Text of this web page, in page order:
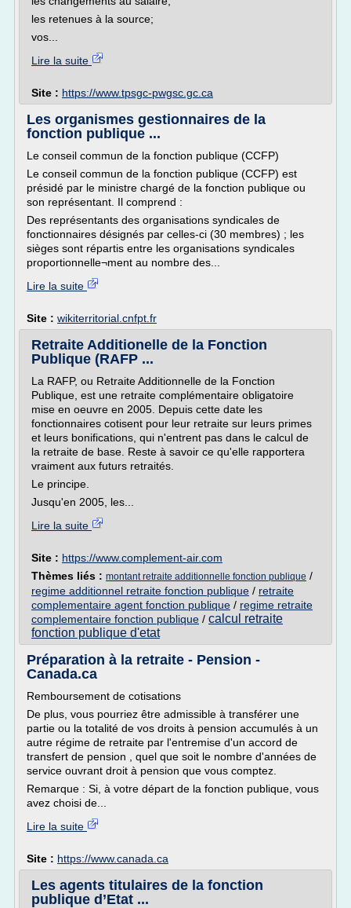
les retenues à la source;
vos...
Lire la suite
Site : https://www.tpsgc-pwgsc.gc.ca
Les organismes gestionnaires de la
fonction publique ...
Le conseil commun de la fonction publique (CCFP)
Le conseil commun de la fonction publique (CCFP) est
présidé par le ministre chargé de la fonction publique ou
son représentant. Il comprend :
Des représentants des organisations syndicales de
fonctionnaires désignés par celles-ci (30 membres) ; les
sièges sont répartis entre les organisations syndicales
proportionnelle¬ment au nombre des...
Lire la suite
Site : wikiterritorial.cnfpt.fr
Retraite Additionelle de la Fonction
Publique (RAFP ...
La RAFP, ou Retraite Additionnelle de la Fonction
Publique, est une retraite complémentaire obligatoire
mise en oeuvre en 2005. Depuis cette date les
fonctionnaires cotisent pour leur retraite sur leurs primes
et leurs bonifications, qui n'entrent pas dans le calcul de
la retraite de base. Reste à savoir ce qu'elle rapportera
vraiment aux futurs retraités.
Le principe.
Jusqu'en 2005, les...
Lire la suite
Site : https://www.complement-air.com
Thèmes liés : montant retraite additionnelle fonction publique /
regime additionnel retraite fonction publique / retraite
complementaire agent fonction publique / regime retraite
complementaire fonction publique / calcul retraite
fonction publique d'etat
Préparation à la retraite - Pension -
Canada.ca
Remboursement de cotisations
De plus, vous pourriez être admissible à transférer une
partie ou la totalité de vos droits à pension accumulés à un
autre régime de retraite par l'entremise d'un accord de
transfert de pension , quel que soit le nombre d'années de
service ouvrant droit à pension que vous comptez.
Remarque : Si, à votre départ de la fonction publique, vous
avez choisi de...
Lire la suite
Site : https://www.canada.ca
Les agents titulaires de la fonction
publique d’Etat ...